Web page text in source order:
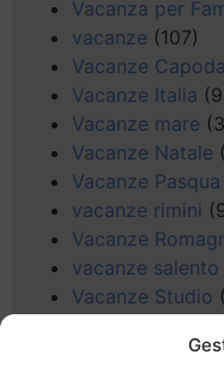
Vacanza per
vacanze (107)
Vacanze
Vacanze Italia
Vacanze mare
Vacanze Natale
Vacanze Pasqua
vacanze rimini
Vacanze
vacanze salento
Vacanze Studio
(5)